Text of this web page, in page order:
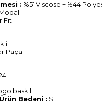
: %51 Viscose + %44
Modal
Fit
Paça
baskılı
Bedeni : S